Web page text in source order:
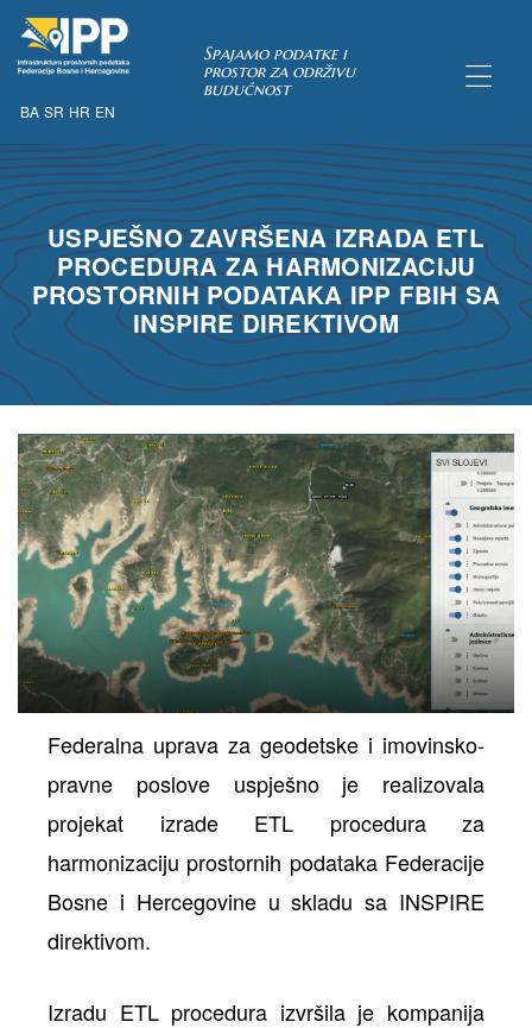
BA SR HR EN
Spajamo podatke i
prostor za održivu
budućnost
USPJEŠNO ZAVRŠENA IZRADA ETL
PROCEDURA ZA HARMONIZACIJU
PROSTORNIH PODATAKA IPP FBIH SA
INSPIRE DIREKTIVOM
Federalna uprava za geodetske i imovinsko-
pravne poslove uspješno je realizovala
projekat izrade ETL procedura za
harmonizaciju prostornih podataka Federacije
Bosne i Hercegovine u skladu sa INSPIRE
direktivom.
Izradu ETL procedura izvršila je kompanija